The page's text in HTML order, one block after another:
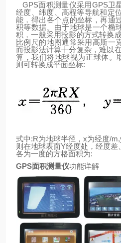
GPS面积测量仪采用GPS卫
经度、纬度、高程等导航和定
能，得出各个点的坐标，再通
积等数据。由于地球是一个椭
积，一般采用投影的方式转换
比例尺的地图通常采用高斯一
而投影法计算十分复杂，难以
算，我们将地球视为正球体。
则可转换成平面坐标:
式中:R为地球半径， x为经度/
则 在地球表面Y经度处，经度差
各为一度的方格面积为:
GPS面积测量仪功能详解